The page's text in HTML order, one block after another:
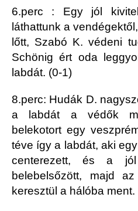
6.perc : Egy jól
láthattunk a
lőtt, Szabó K. védeni
Schönig ért oda
labdát. (0-1)
8.perc: Hudák D.
a labdát a védők
belekotort egy
téve így a labdát, aki
centerezett, és a jól
belebelsőzött, majd
keresztül a hálóba ment.